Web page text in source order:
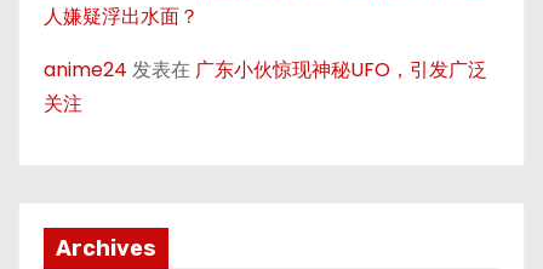
人嫌疑浮出水面？
anime24 发表在 广东小伙惊现神秘UFO，引发广泛
关注
Archives